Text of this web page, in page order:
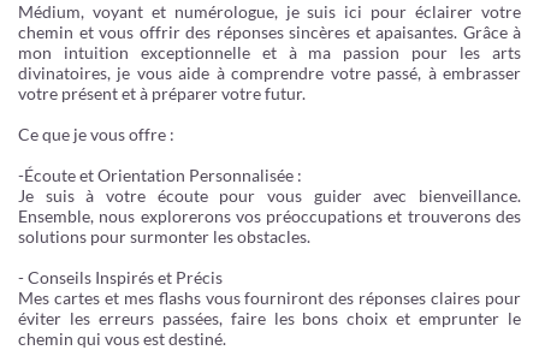
Médium, voyant et numérologue, je suis ici pour éclairer votre
chemin et vous offrir des réponses sincères et apaisantes. Grâce à
mon intuition exceptionnelle et à ma passion pour les arts
divinatoires, je vous aide à comprendre votre passé, à embrasser
votre présent et à préparer votre futur.
Ce que je vous offre :
-Écoute et Orientation Personnalisée :
Je suis à votre écoute pour vous guider avec bienveillance.
Ensemble, nous explorerons vos préoccupations et trouverons des
solutions pour surmonter les obstacles.
- Conseils Inspirés et Précis
Mes cartes et mes flashs vous fourniront des réponses claires pour
éviter les erreurs passées, faire les bons choix et emprunter le
chemin qui vous est destiné.